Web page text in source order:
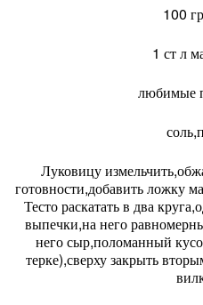
100
1 ст л
любимые
Луковицу
готовности,добавить ложку
Тесто раскатать в два
выпечки,на него
него сыр,поломанный
терке),сверху закрыть